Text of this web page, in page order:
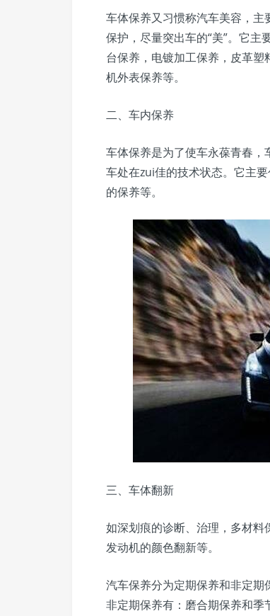
车体保养又习惯称汽车美容，
保护，尽量突出车的“美”。它
台保养，电镀加工保养，皮革
机外表保养等。
二、车内保养
车体保养是为了使车永葆青春
车处在zui佳的技术状态。它主
的保养等。
三、车体翻新
如深划痕的诊断、治理，多材料
发动机的颜色翻新等。
汽车保养分为定期保养和非定
非定期保养有：磨合期保养和季